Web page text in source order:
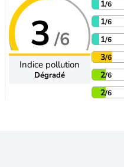
3 /6
Indice pollution
Dégradé
1/6
1/6
1/6
3/6
2/6
2/6